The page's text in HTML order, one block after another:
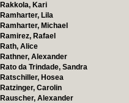
Rakkola, Kari
Ramharter, Lila
Ramharter, Michael
Ramirez, Rafael
Rath, Alice
Rathner, Alexander
Rato da Trindade, Sandra
Ratschiller, Hosea
Ratzinger, Carolin
Rauscher, Alexander